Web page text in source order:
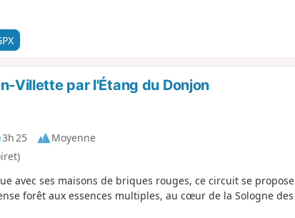
Villette par l'Étang du Donjon
3h 25
Moyenne
avec ses maisons de briques rouges, ce circuit se propose
forêt aux essences multiples, au cœur de la Sologne des